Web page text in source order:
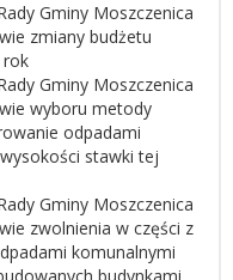
Gminy Moszczenica
zmiany budżetu
rok
Gminy Moszczenica
wyboru metody
odpadami
stawki tej
Gminy Moszczenica
zwolnienia w części z
komunalnymi